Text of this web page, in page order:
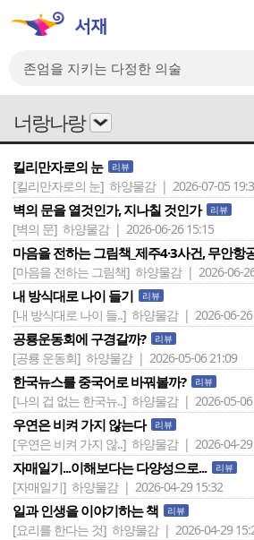
너랑나랑
킬리만자로의 눈 리뷰
[킬리만자로의 눈] 하양물감 | 2026-07-05
벽의 문을 열것인가, 지나칠 것인가 리뷰
[벽의 문] 하양물감 | 2026-06-26 15:15
마음을 전하는 그림책_제주4·3사건, 무안항
[마음을 전하는 그림책] 하양물감 | 2026-06-
내 방식대로 나이 들기 리뷰
[내 방식대로 나이 들..] 하양물감 | 2026-06-26
공룡운동회에 구경갈까? 리뷰
[공룡 운동회] 하양물감 | 2026-05-06 21:09
한국뉴스를 중국어로 바꿔볼까? 리뷰
[나의 겁 없는 한국뉴..] 하양물감 | 2026-05-06
우연은 비켜 가지 않는다 리뷰
[우연은 비켜 가지 않..] 하양물감 | 2026-04-29
자매일기...이해보다는 다양성으로... 리뷰
[자매일기] 하양물감 | 2026-04-29 15:32
일과 인생을 이야기하는 책 리뷰
[요리를 한다는 것] 하양물감 | 2026-04-29